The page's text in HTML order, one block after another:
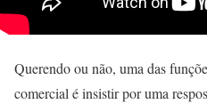
Querendo ou não, uma das
comercial é insistir por uma